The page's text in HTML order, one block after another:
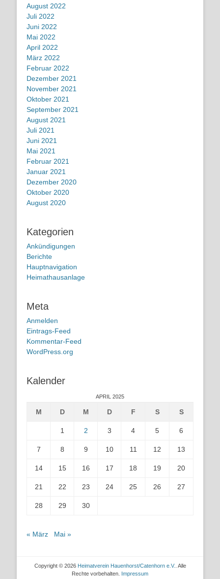
August 2022
Juli 2022
Juni 2022
Mai 2022
April 2022
März 2022
Februar 2022
Dezember 2021
November 2021
Oktober 2021
September 2021
August 2021
Juli 2021
Juni 2021
Mai 2021
Februar 2021
Januar 2021
Dezember 2020
Oktober 2020
August 2020
Kategorien
Ankündigungen
Berichte
Hauptnavigation
Heimathausanlage
Meta
Anmelden
Eintrags-Feed
Kommentar-Feed
WordPress.org
Kalender
APRIL 2025
M D M D F S S
1 2 3 4 5 6
7 8 9 10 11 12 13
14 15 16 17 18 19 20
21 22 23 24 25 26 27
28 29 30
« März Mai »
Copyright © 2026 Heimatverein Hauenhorst/Catenhorn e.V. . Alle
Rechte vorbehalten. Impressum